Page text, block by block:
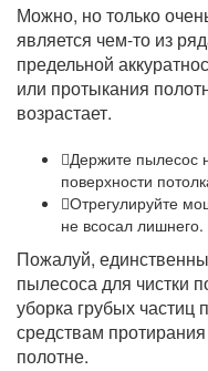
Можно, но только
является чем-то из
предельной
или протыкания
возрастает.
Держите пылесос
поверхности
Отрегулируйте
не всосал лишнего.
Пожалуй,
пылесоса для чистки
уборка грубых частиц
средствам
полотне.